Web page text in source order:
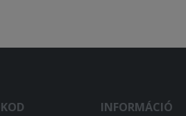
INFORMÁCIÓ